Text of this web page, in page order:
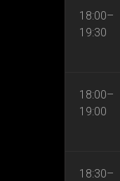
18:00–
19:30
18:00–
19:00
18:30–